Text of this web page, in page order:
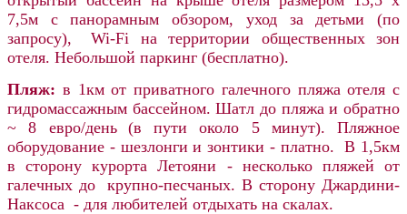
7,5м с панорамным обзором,
уход за детьми (по
запросу),
Wi-Fi на территории общественных зон
отеля. Небольшой паркинг (бесплатно).
Пляж: в 1км от приватного галечного пляжа отеля с
гидромассажным бассейном. Шатл до пляжа и обратно
~8 евро/день
(в пути около 5 минут). Пляжное
оборудование - шезлонги и зонтики - платно. В 1,5км
в сторону курорта Летояни - несколько пляжей от
галечных до
крупно-песчаных. В сторону Джардини-
Наксоса - для любителей отдыхать на скалах.